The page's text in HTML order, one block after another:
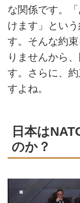
な関係です。
けます」とい
す。そんな約
りませんから
す。さらに、
すよね。
日本は
のか？